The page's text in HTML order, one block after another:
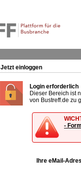
Jetzt einloggen
Login erforderlich
Dieser Bereich ist
von Bustreff.de zu
-
Ihre eMail-